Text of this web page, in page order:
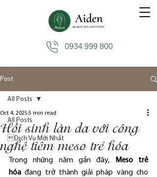
0934 999 800
Post
All Posts
Dịch Vụ Mới Nhất
All Posts
Hồi sinh làn da với công
nghệ tiêm meso trẻ hóa
Oct 4, 2025 5 min read
Trong những năm gần đây,
Meso trẻ
hóa đang trở thành giải pháp vàng cho